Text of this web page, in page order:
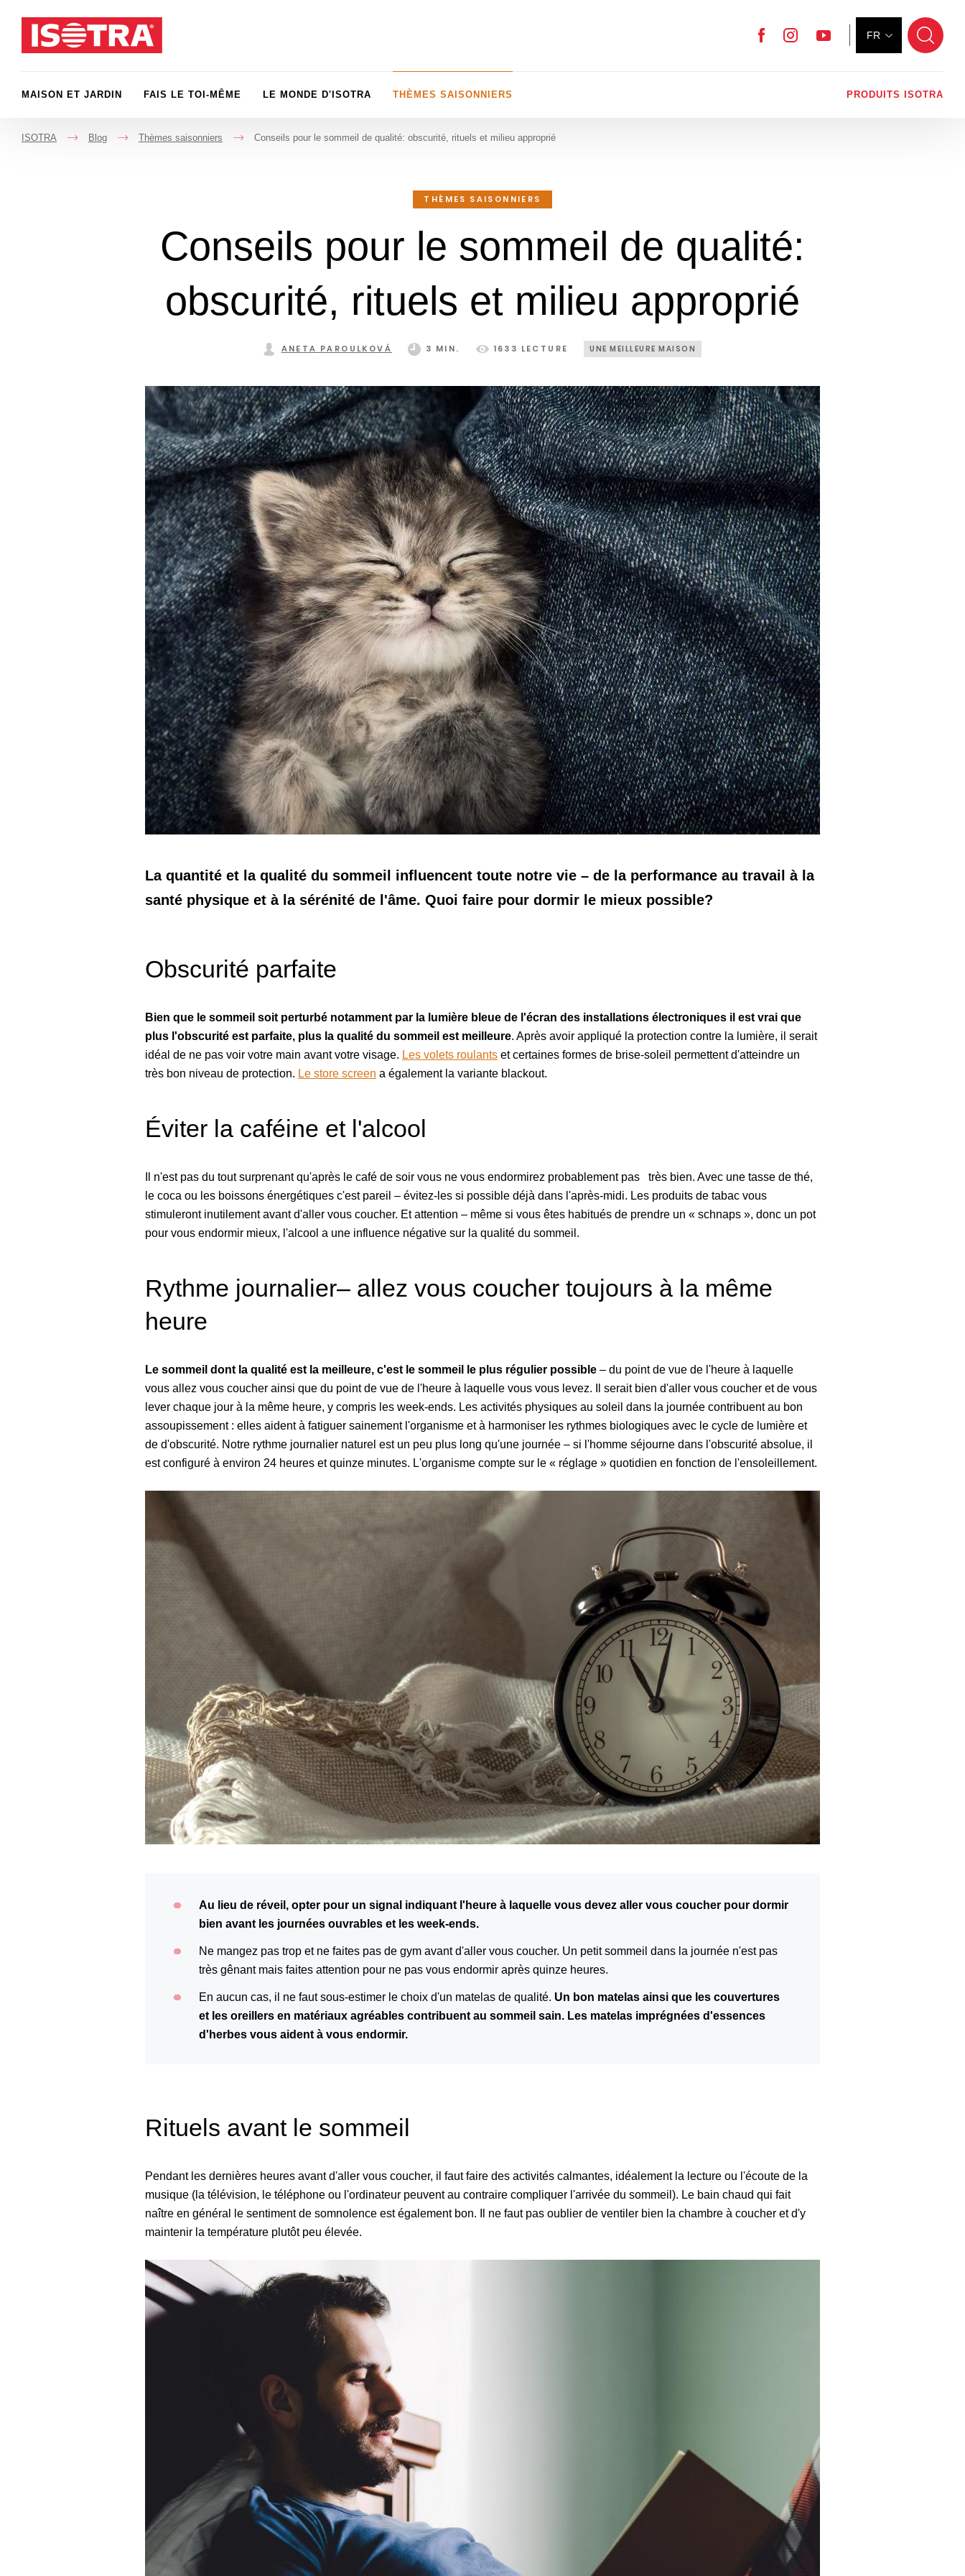
FR
YouTube
Instagram
Facebook
MAISON ET JARDIN FAIS LE TOI-MÊME LE MONDE D'ISOTRA THÈMES SAISONNIERS PRODUITS ISOTRA
ISOTRA
->
Blog
->
Thèmes saisonniers
->
Conseils pour le sommeil de qualité: obscurité, rituels et milieu approprié
THÈMES SAISONNIERS
Conseils pour le sommeil de qualité:
obscurité, rituels et milieu approprié
ANETA PAROULKOVÁ 3 MIN. 1633 LECTURE UNE MEILLEURE MAISON
La quantité et la qualité du sommeil influencent toute notre vie – de la performance au travail à la
santé physique et à la sérénité de l'âme. Quoi faire pour dormir le mieux possible?
Obscurité parfaite
Bien que le sommeil soit perturbé notamment par la lumière bleue de l'écran des installations électroniques il est vrai que
plus l'obscurité est parfaite, plus la qualité du sommeil est meilleure. Après avoir appliqué la protection contre la lumière, il serait
idéal de ne pas voir votre main avant votre visage. Les volets roulants et certaines formes de brise-soleil permettent d'atteindre un
très bon niveau de protection. Le store screen a également la variante blackout.
Éviter la caféine et l'alcool
Il n'est pas du tout surprenant qu'après le café de soir vous ne vous endormirez probablement pas très bien. Avec une tasse de thé,
le coca ou les boissons énergétiques c'est pareil – évitez-les si possible déjà dans l'après-midi. Les produits de tabac vous
stimuleront inutilement avant d'aller vous coucher. Et attention – même si vous êtes habitués de prendre un « schnaps », donc un pot
pour vous endormir mieux, l'alcool a une influence négative sur la qualité du sommeil.
Rythme journalier– allez vous coucher toujours à la même
heure
Le sommeil dont la qualité est la meilleure, c'est le sommeil le plus régulier possible – du point de vue de l'heure à laquelle
vous allez vous coucher ainsi que du point de vue de l'heure à laquelle vous vous levez. Il serait bien d'aller vous coucher et de vous
lever chaque jour à la même heure, y compris les week-ends. Les activités physiques au soleil dans la journée contribuent au bon
assoupissement : elles aident à fatiguer sainement l'organisme et à harmoniser les rythmes biologiques avec le cycle de lumière et
de d'obscurité. Notre rythme journalier naturel est un peu plus long qu'une journée – si l'homme séjourne dans l'obscurité absolue, il
est configuré à environ 24 heures et quinze minutes. L'organisme compte sur le « réglage » quotidien en fonction de l'ensoleillement.
Au lieu de réveil, opter pour un signal indiquant l'heure à laquelle vous devez aller vous coucher pour dormir
bien avant les journées ouvrables et les week-ends.
Ne mangez pas trop et ne faites pas de gym avant d'aller vous coucher. Un petit sommeil dans la journée n'est pas
très gênant mais faites attention pour ne pas vous endormir après quinze heures.
En aucun cas, il ne faut sous-estimer le choix d'un matelas de qualité. Un bon matelas ainsi que les couvertures
et les oreillers en matériaux agréables contribuent au sommeil sain. Les matelas imprégnées d'essences
d'herbes vous aident à vous endormir.
Rituels avant le sommeil
Pendant les dernières heures avant d'aller vous coucher, il faut faire des activités calmantes, idéalement la lecture ou l'écoute de la
musique (la télévision, le téléphone ou l'ordinateur peuvent au contraire compliquer l'arrivée du sommeil). Le bain chaud qui fait
naître en général le sentiment de somnolence est également bon. Il ne faut pas oublier de ventiler bien la chambre à coucher et d'y
maintenir la température plutôt peu élevée.